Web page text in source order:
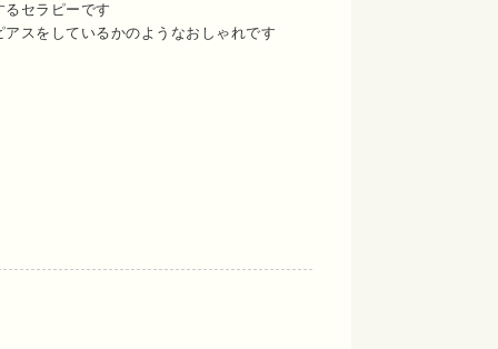
セラピーです
スをしているかのようなおしゃれです